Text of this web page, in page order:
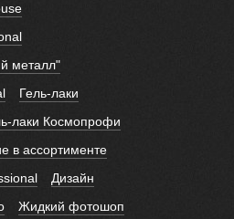
металл"
Гель-лаки
лаки Космопрофи
в ассортименте
Дизайн
Жидкий фотошоп